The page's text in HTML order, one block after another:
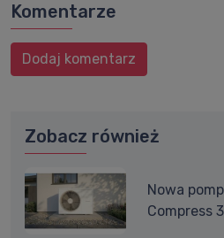
Komentarze
Dodaj komentarz
Zobacz również
Nowa
Compress